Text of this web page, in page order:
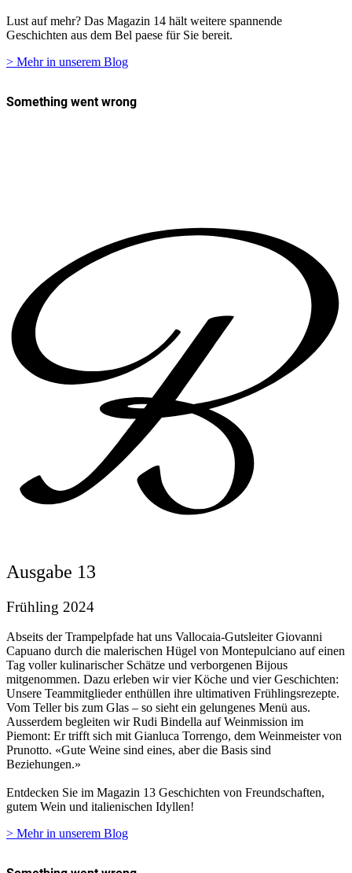
Lust auf mehr? Das Magazin 14 hält weitere spannende
Geschichten aus dem Bel paese für Sie bereit.
> Mehr in unserem Blog
Ausgabe 13
Frühling 2024
Abseits der Trampelpfade hat uns Vallocaia-Gutsleiter Giovanni
Capuano durch die malerischen Hügel von Montepulciano auf einen
Tag voller kulinarischer Schätze und verborgenen Bijous
mitgenommen. Dazu erleben wir vier Köche und vier Geschichten:
Unsere Teammitglieder enthüllen ihre ultimativen Frühlingsrezepte.
Vom Teller bis zum Glas – so sieht ein gelungenes Menü aus.
Ausserdem begleiten wir Rudi Bindella auf Weinmission im
Piemont: Er trifft sich mit Gianluca Torrengo, dem Weinmeister von
Prunotto. «Gute Weine sind eines, aber die Basis sind
Beziehungen.»
Entdecken Sie im Magazin 13 Geschichten von Freundschaften,
gutem Wein und italienischen Idyllen!
> Mehr in unserem Blog